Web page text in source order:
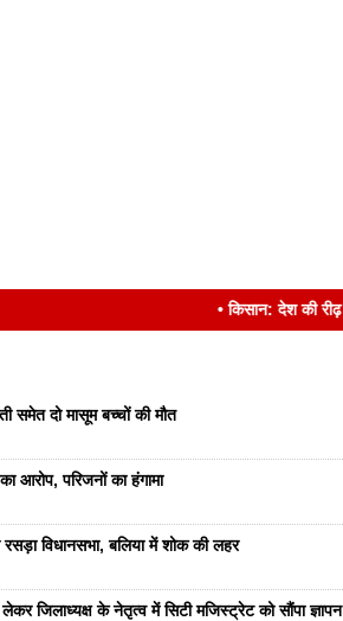
• किसान: देश की रीढ़
समेत दो मासूम बच्चों की मौत
आरोप, परिजनों का हंगामा
विधानसभा, बलिया में शोक की लहर
जिलाध्यक्ष के नेतृत्व में सिटी मजिस्ट्रेट को सौंपा ज्ञापन